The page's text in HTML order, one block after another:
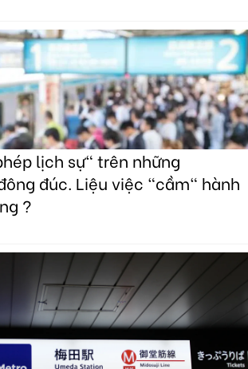
lịch sự" trên những
đúc. Liệu việc "cầm" hành
?